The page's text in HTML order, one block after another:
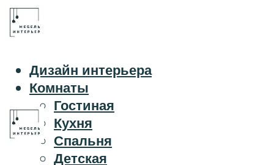
Дизайн интерьера
Комнаты
Гостиная
Кухня
Спальня
Детская